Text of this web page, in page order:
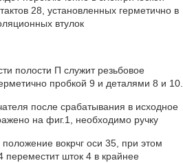
28, установленных герметично в
втулок
полости П служит резьбовое
пробкой 9 и деталями 8 и 10.
после срабатывания в исходное
на фиг.1, необходимо ручку
вокрчг оси 35, при этом
переместит шток 4 в крайнее